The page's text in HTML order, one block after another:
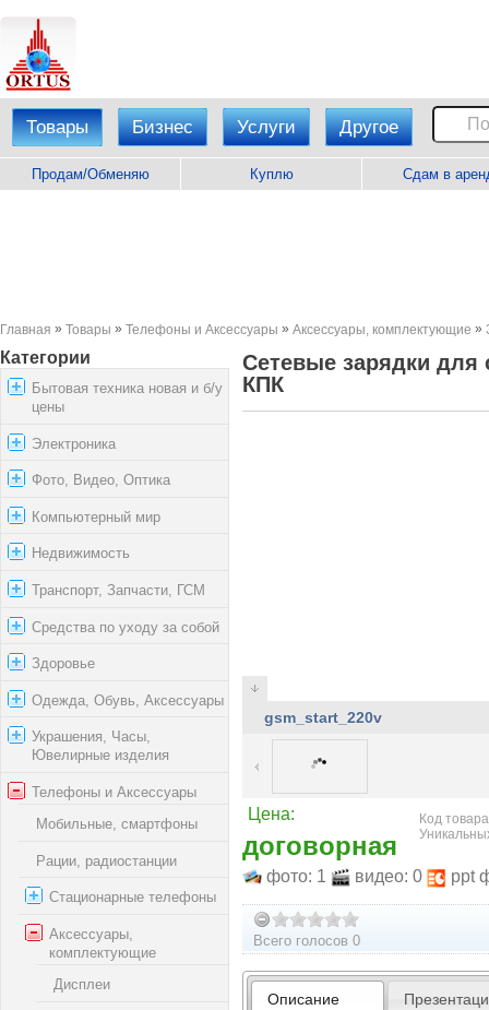
Товары Бизнес Услуги Другое
Продам/Обменяю Куплю Сдам в
Главная » Товары » Телефоны и Аксессуары » Аксессуары, комплектующие »
Категории
Бытовая техника новая и б/у
цены
Электроника
Фото, Видео, Оптика
Компьютерный мир
Недвижимость
Транспорт, Запчасти, ГСМ
Средства по уходу за собой
Здоровье
Одежда, Обувь, Аксессуары
Украшения, Часы,
Ювелирные изделия
Телефоны и Аксессуары
Мобильные, смартфоны
Рации, радиостанции
Стационарные телефоны
Аксессуары,
комплектующие
Дисплеи
Сетевые зарядки
КПК
gsm_start_220v
Цена:
договорная
Код
фото: 1 видео: 0 ppt
Всего голосов 0
Описание